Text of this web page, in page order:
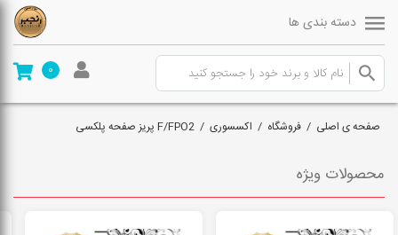
دسته بندی ها
0
صفحه ی اصلی / فروشگاه / اکسسوری / F/FPO2 پریز صفحه پلکسی
محصولات ویژه